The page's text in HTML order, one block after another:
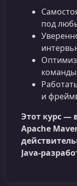
под
команды
и
Этот курс —
Apache